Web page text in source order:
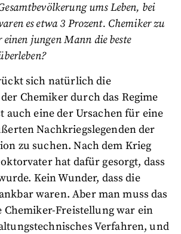
ums Leben, bei
es etwa 3 Prozent. Chemiker zu
jungen Mann die beste
sich natürlich die
Chemiker durch das Regime
auch eine der Ursachen für eine
Nachkriegslegenden der
zu suchen. Nach dem Krieg
hat dafür gesorgt, dass
Kein Wunder, dass die
waren. Aber man muss das
Chemiker-Freistellung war ein
Verfahren, und